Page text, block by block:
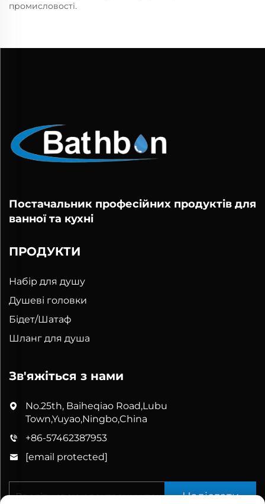
промисловості.
Постачальник професійних продуктів для
ванної та кухні
ПРОДУКТИ
Набір для душу
Душеві головки
Бідет/Шатаф
Шланг для душа
Зв'яжіться з нами
No.25th, Baiheqiao Road,Lubu
Town,Yuyao,Ningbo,China
+86-57462387953
[email protected]
Надіслати